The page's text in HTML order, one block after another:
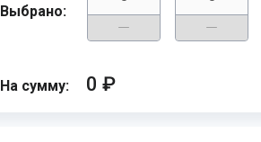
Выбрано:
На сумму: 0 ₽